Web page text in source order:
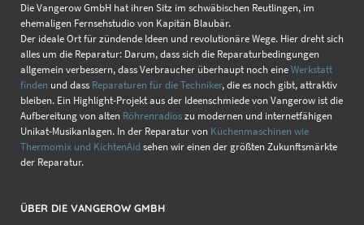
Die Vangerow GmbH hat ihren Sitz im schwäbischen Reutlingen, im
ehemaligen Fernsehstudio von Kapitän Blaubär.
Der ideale Ort für zündende Ideen und revolutionäre Wege. Hier dreht sich
alles um die Reparatur: Darum, dass sich die Reparaturbedingungen
allgemein verbessern, dass Verbraucher überhaupt noch eineWerkstatt
finden und dass Reparaturen für die Techniker, die es noch gibt, attraktiv
bleiben. Ein Highlight-Projekt aus der Ideenschmiede von Vangerow ist die
Aufbereitung von alten Röhrenradioszu modernen und internetfähigen
Unikat-Musikanlagen. In der Reparatur von Küchenmaschinen wie
Thermomix und KichtenAid sehen wir einen der größten Zukunftsmärkte
der Reparatur.
ÜBER DIE VANGEROW GMBH